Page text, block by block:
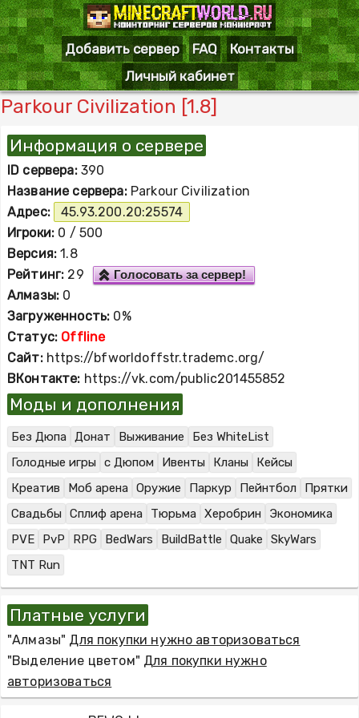
Добавить сервер FAQ
Контакты
Личный кабинет
Parkour Сivilization [1.8]
Информация о сервере
ID сервера:390
Название сервера:Parkour Сivilization
Адрес:
45.93.200.20:25574
Игроки: 0 / 500
Версия: 1.8
Рейтинг: 29 Голосовать за сервер!
Алмазы: 0
Загруженность: 0%
Статус: Offline
Сайт:https://bfworldoffstr.trademc.org/
ВКонтакте: https://vk.com/public201455852
Моды и дополнения
Без Дюпа Донат Выживание
Без WhiteList
Голодные игры с Дюпом Ивенты Кланы
Кейсы
Креатив
Моб арена Оружие Паркур Пейнтбол
Прятки
Свадьбы Сплиф арена Тюрьма Херобрин
Экономика
PVE
PvP RPG BedWars BuildBattle Quake
SkyWars
TNT Run
Платные услуги
"Алмазы" Для покупки нужно авторизоваться
"Выделение цветом" Для покупки нужно
авторизоваться